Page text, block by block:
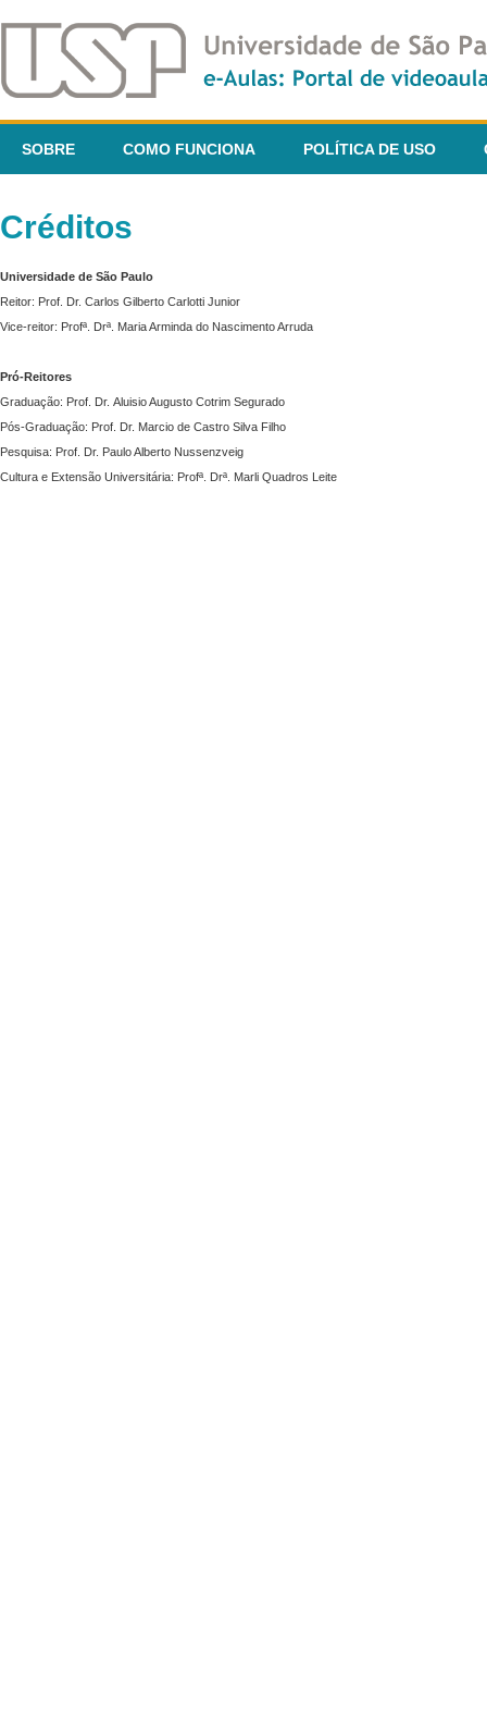
SOBRE COMO FUNCIONA POLÍTICA DE USO
Créditos
Universidade de São Paulo
Reitor: Prof. Dr. Carlos Gilberto Carlotti Junior
Vice-reitor: Profª. Drª. Maria Arminda do Nascimento Arruda
Pró-Reitores
Graduação: Prof. Dr. Aluisio Augusto Cotrim Segurado
Pós-Graduação: Prof. Dr. Marcio de Castro Silva Filho
Pesquisa: Prof. Dr. Paulo Alberto Nussenzveig
Cultura e Extensão Universitária: Profª. Drª. Marli Quadros Leite